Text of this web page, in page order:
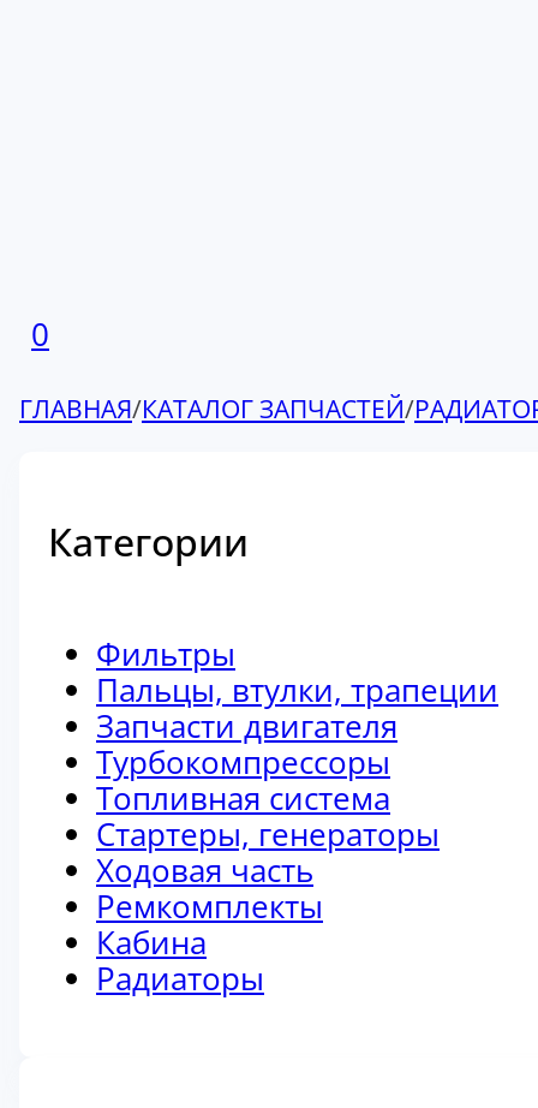
0
ГЛАВНАЯ/КАТАЛОГ ЗАПЧАСТЕЙ/
Категории
Фильтры
Пальцы, втулки, трапеции
Запчасти двигателя
Турбокомпрессоры
Топливная система
Стартеры, генераторы
Ходовая часть
Ремкомплекты
Кабина
Радиаторы